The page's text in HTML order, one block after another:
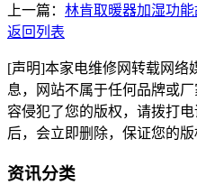
上一篇： 林肯取暖器加湿功
返回列表
[声明]本家电维修网转载网络
息，网站不属于任何品牌或
容侵犯了您的版权，请拨打电
后，会立即删除，保证您的版
资讯分类